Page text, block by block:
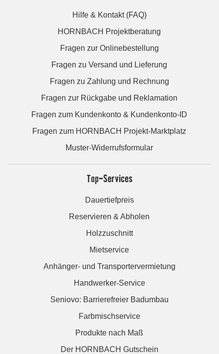
Hilfe & Kontakt (FAQ)
HORNBACH Projektberatung
Fragen zur Onlinebestellung
Fragen zu Versand und Lieferung
Fragen zu Zahlung und Rechnung
Fragen zur Rückgabe und Reklamation
Fragen zum Kundenkonto & Kundenkonto-ID
Fragen zum HORNBACH Projekt-Marktplatz
Muster-Widerrufsformular
Top-Services
Dauertiefpreis
Reservieren & Abholen
Holzzuschnitt
Mietservice
Anhänger- und Transportervermietung
Handwerker-Service
Seniovo: Barrierefreier Badumbau
Farbmischservice
Produkte nach Maß
Der HORNBACH Gutschein